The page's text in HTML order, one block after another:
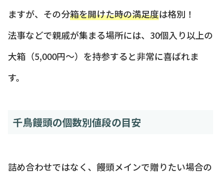
ますが、その分箱を開けた時の満足度は格別！
法事などで親戚が集まる場所には、30個入り以上の
大箱（5,000円〜）を持参すると非常に喜ばれま
す。
千鳥饅頭の個数別値段の目安
詰め合わせではなく、饅頭メインで贈りたい場合の